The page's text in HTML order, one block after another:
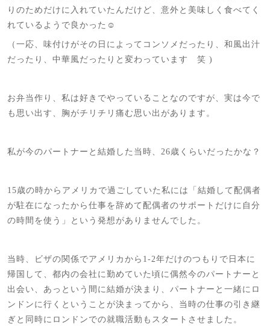
りのためだけに入れていたんだけど、意外と美味しく食べてく
れているようで良かった☺️
（一応、味付けがその日によってコンソメだったり、和風出汁
だったり、中華風だったりと変わっています 笑 )
お弁当作り、私は好きでやっていることなのですが、実は今で
も思い出す、胸がチリチリ痛む思い出があります。
私が今のパートナーと結婚した当時、26歳くらいだったかな？
15歳の時からアメリカで過ごしていた私には「結婚して配偶者
が駐在になったから仕事を辞めて配偶者のサポートだけに自分
の時間を使う」という発想がありませんでした。
当時、ビザの関係でアメリカから1-2年だけのつもりで日本に
帰国して、都内の会社に勤めていた頃に偶然今のパートナーと
出会い、あっという間に結婚が決まり、パートナーと一緒にロ
ンドンに行くということが決まってから、当時の仕事の引き継
ぎと同時にロンドンでの就職活動もスタートさせました。